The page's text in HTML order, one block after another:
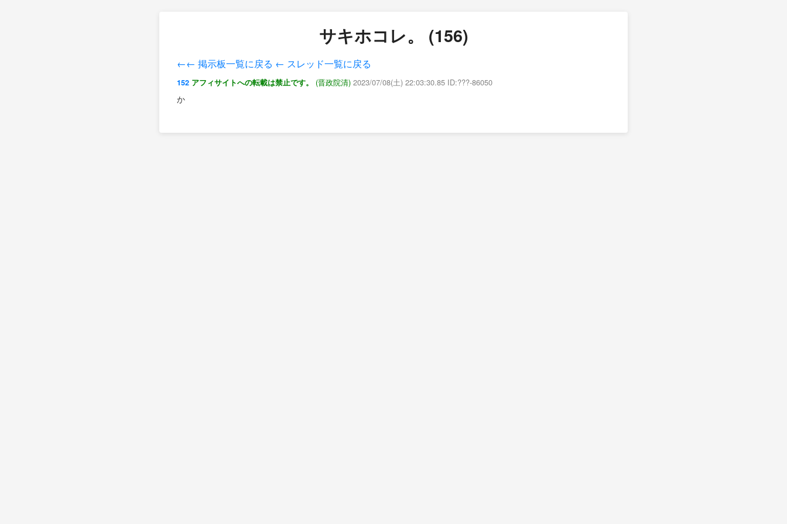
サキホコレ。 (156)
←← 掲示板一覧に戻る ← スレッド一覧に戻る
152 アフィサイトへの転載は禁止です。 (晋政院清) 2023/07/08(土) 22:03:30.85 ID:???-86050
か